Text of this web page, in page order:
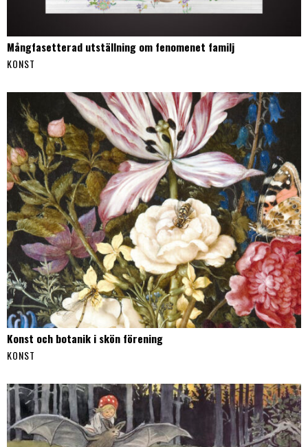
Mångfasetterad utställning om fenomenet familj
KONST
Konst och botanik i skön förening
KONST